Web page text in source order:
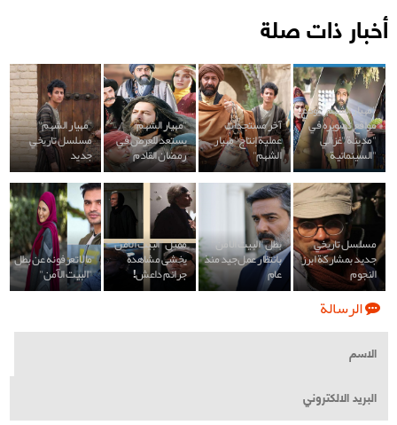
أخبار ذات صلة
"مهيار الشهم" يودع
مواقع تصويره في
"مدينة "غزالي
"السينمائية
آخر مستجدات
عملية إنتاج "مهيار
الشهم"
"مهيار الشهم"
يستعد للعرض في
رمضان القادم
"مهيار الشهم"
مسلسل تاريخي
جديد
مسلسل تاريخي
جديد بمشاركة ابرز
النجوم
بطل "البيت الامن"
بانتظار عمل جيد منذ
عام
ممثل "البيت الآمن"
يخشى مشاهدة
جرائم داعش!
مالا تعرفونه عن بطل
"البيت الآمن"
الرسالة